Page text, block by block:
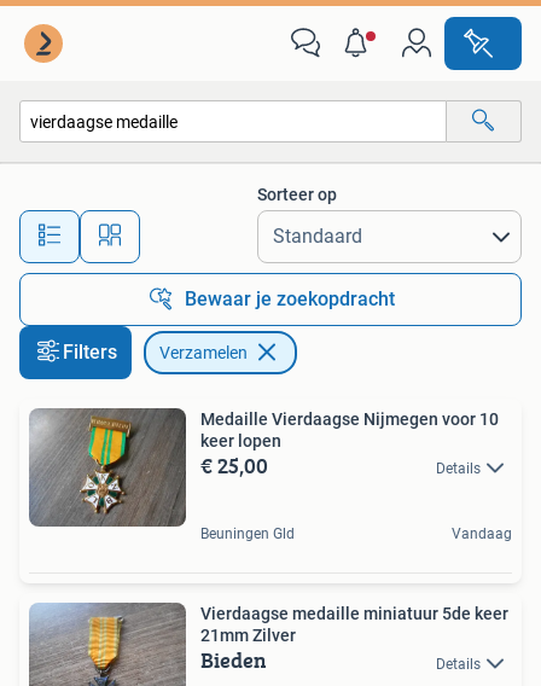
Alle afstanden…
Sorteer op
Bewaar je zoekopdracht
Filters Verzamelen
Medaille Vierdaagse Nijmegen voor 10
keer lopen
€ 25,00 Details
Beuningen Gld Vandaag
Vierdaagse medaille miniatuur 5de keer
21mm Zilver
Bieden Details